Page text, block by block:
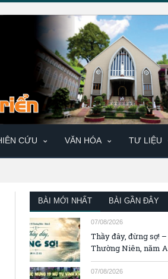
BÀI MỚI NHẤT BÀI GẦN ĐÂY
07/08/2026
Thầy đây, đừng sợ! –
Thường Niên, năm A